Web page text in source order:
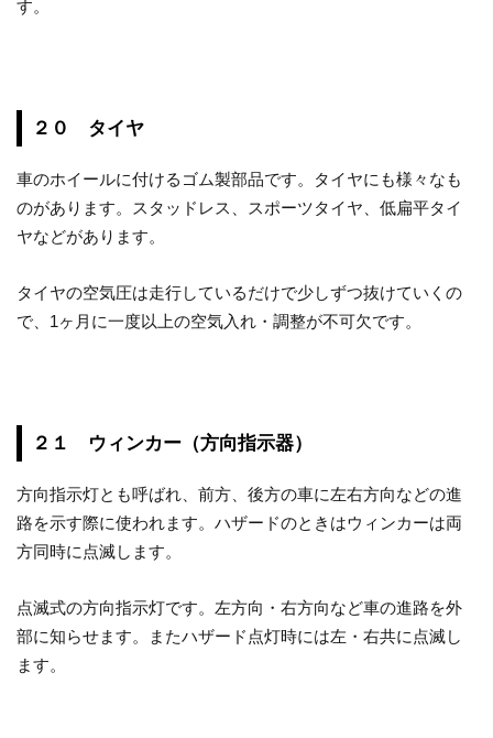
す。
２０ タイヤ
車のホイールに付けるゴム製部品です。タイヤにも様々なも
のがあります。スタッドレス、スポーツタイヤ、低扁平タイ
ヤなどがあります。
タイヤの空気圧は走行しているだけで少しずつ抜けていくの
で、1ヶ月に一度以上の空気入れ・調整が不可欠です。
２１ ウィンカー（方向指示器）
方向指示灯とも呼ばれ、前方、後方の車に左右方向などの進
路を示す際に使われます。ハザードのときはウィンカーは両
方同時に点滅します。
点滅式の方向指示灯です。左方向・右方向など車の進路を外
部に知らせます。またハザード点灯時には左・右共に点滅し
ます。